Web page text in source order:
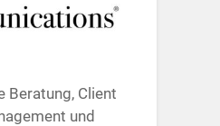
Beratung, Client
und